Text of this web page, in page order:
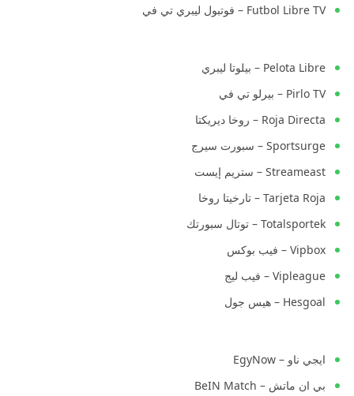
Futbol Libre TV – فوتبول ليبري تي في
Pelota Libre – بيلوتا ليبري
Pirlo TV – بيرلو تي في
Roja Directa – روخا ديريكتا
Sportsurge – سبورت سيرج
Streameast – ستريم إيست
Tarjeta Roja – تارخيتا روخا
Totalsportek – توتال سبورتك
Vipbox – فيب بوكس
Vipleague – فيب ليج
Hesgoal – هيس جول
ايجي ناو – EgyNow
بي ان ماتش – BeIN Match